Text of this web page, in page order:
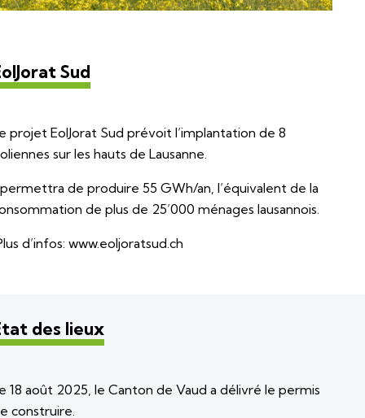
Sud
projet EolJorat Sud prévoit l’implantation de 8
sur les hauts de Lausanne.
de produire 55 GWh/an, l’équivalent de la
de plus de 25’000 ménages lausannois.
d’infos: www.eoljoratsud.ch
des lieux
18 août 2025, le Canton de Vaud a délivré le permis
construire.